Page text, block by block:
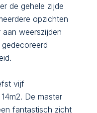
de gehele zijde
opzichten
weerszijden
vijf
De master
fantastisch zicht